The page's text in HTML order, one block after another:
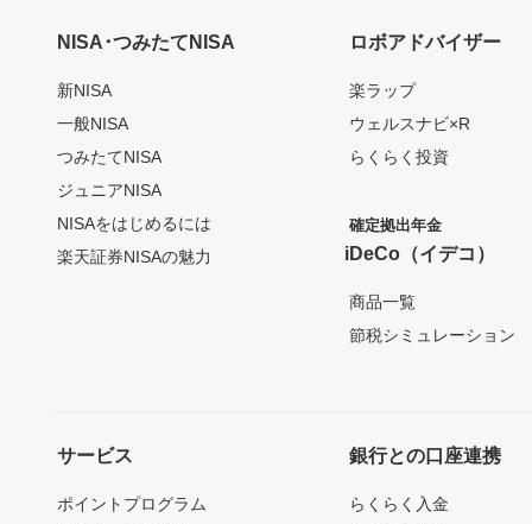
NISA･つみたてNISA
新NISA
一般NISA
つみたてNISA
ジュニアNISA
NISAをはじめるには
楽天証券NISAの魅力
ロボアドバイザー
楽ラップ
ウェルスナビ×R
らくらく投資
確定拠出年金
iDeCo（イデコ）
商品一覧
節税シミュレーション
サービス
ポイントプログラム
銀行との口座連携
らくらく入金